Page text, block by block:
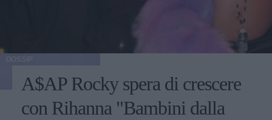
A$AP Rocky spera di crescere
con Rihanna "Bambini dalla